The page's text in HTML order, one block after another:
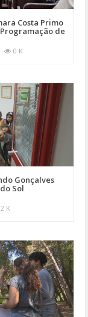
Costa Primo
de
0 K
Gonçalves
Sol
K